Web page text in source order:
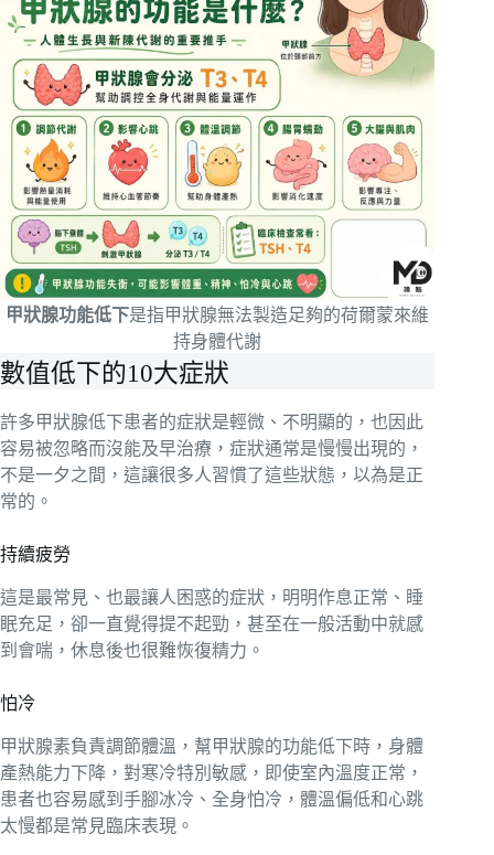
甲狀腺功能低下是指甲狀腺無法製造足夠的荷爾蒙來維
持身體代謝
數值低下的10大症狀
許多甲狀腺低下患者的症狀是輕微、不明顯的，也因此
容易被忽略而沒能及早治療，症狀通常是慢慢出現的，
不是一夕之間，這讓很多人習慣了這些狀態，以為是正
常的。
持續疲勞
這是最常見、也最讓人困惑的症狀，明明作息正常、睡
眠充足，卻一直覺得提不起勁，甚至在一般活動中就感
到會喘，休息後也很難恢復精力。
怕冷
甲狀腺素負責調節體溫，幫甲狀腺的功能低下時，身體
產熱能力下降，對寒冷特別敏感，即使室內溫度正常，
患者也容易感到手腳冰冷、全身怕冷，體溫偏低和心跳
太慢都是常見臨床表現。